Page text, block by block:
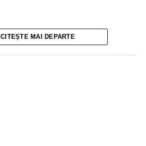
CITEȘTE MAI DEPARTE